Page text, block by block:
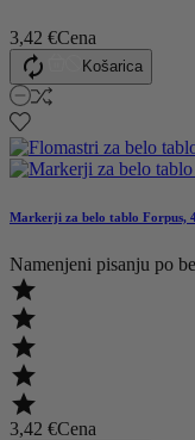
3,42 €Cena
 Košarica
Markerji za belo tablo Forpus,
Namenjeni pisanju po





3,42 €Cena